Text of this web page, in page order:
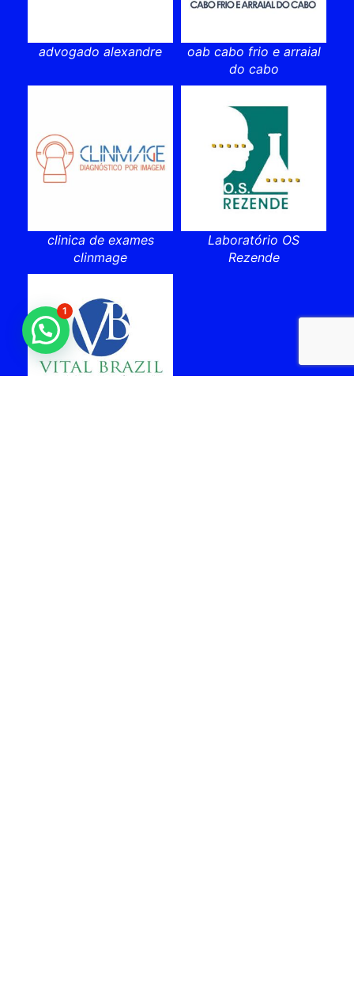
advogado alexandre
oab cabo frio e arraial
do cabo
clinica de exames
clinmage
Laboratório OS
Rezende
1